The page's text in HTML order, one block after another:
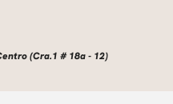
(Cra.1 # 18a - 12)